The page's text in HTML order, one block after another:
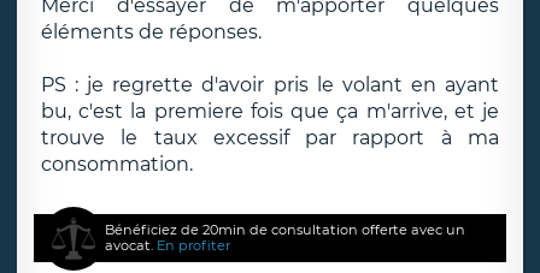
Merci d'essayer de m'apporter quelques
éléments de réponses.
PS : je regrette d'avoir pris le volant en ayant
bu, c'est la premiere fois que ça m'arrive, et je
trouve le taux excessif par rapport à ma
consommation.
Bénéficiez de 20min de consultation offerte avec un
avocat. En profiter